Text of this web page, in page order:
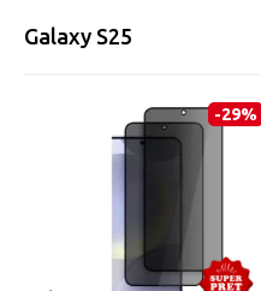
Galaxy S25
-29%